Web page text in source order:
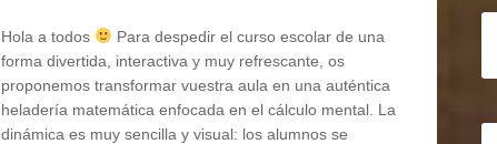
Hola a todos
Para despedir el curso escolar de una
forma divertida, interactiva y muy refrescante, os
proponemos transformar vuestra aula en una auténtica
heladería matemática enfocada en el cálculo mental. La
dinámica es muy sencilla y visual: los alumnos se